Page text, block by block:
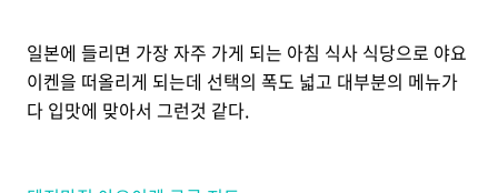
일본에 들리면 가장 자주 가게 되는 아침 식사 식당으로 야요
이켄을 떠올리게 되는데 선택의 폭도 넓고 대부분의 메뉴가
다 입맛에 맞아서 그런것 같다.